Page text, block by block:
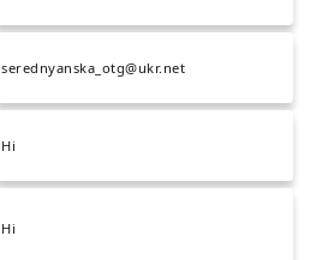
serednyanska_otg@ukr.net
Ні
Ні